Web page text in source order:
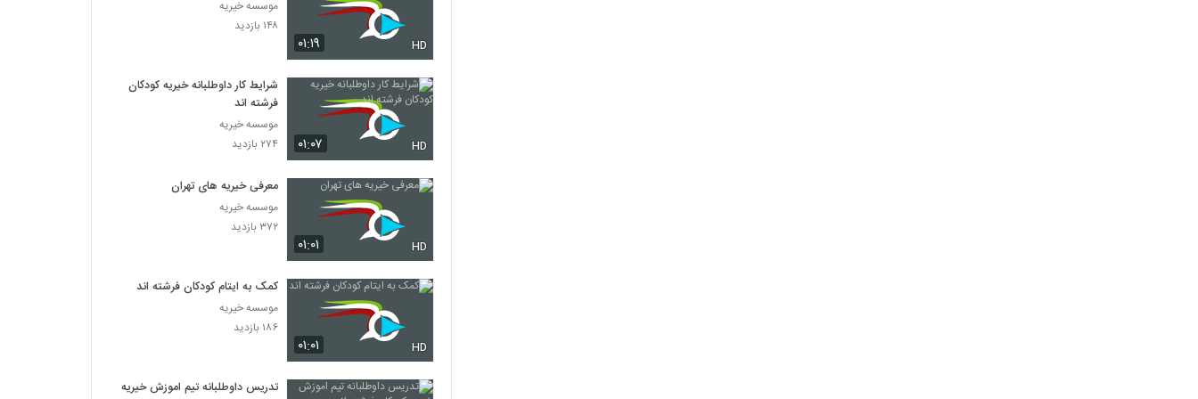
۰۱:۱۹ HD
موسسه خیریه
۱۴۸ بازدید
۰۱:۰۷ HD
شرایط کار داوطلبانه خیریه کودکان
فرشته اند
موسسه خیریه
۲۷۴ بازدید
۰۱:۰۱ HD
معرفی خیریه های تهران
موسسه خیریه
۳۷۲ بازدید
۰۱:۰۱ HD
کمک به ایتام کودکان فرشته اند
موسسه خیریه
۱۸۶ بازدید
تدریس داوطلبانه تیم اموزش خیریه